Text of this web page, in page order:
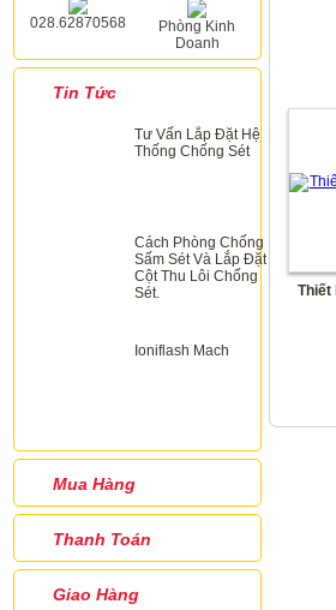
028.62870568
Phòng Kinh
Doanh
Tin Tức
Tư Vấn Lắp Đặt Hệ
Thống Chống Sét
Cách Phòng Chống
Sấm Sét Và Lắp Đặt
Cột Thu Lôi Chống
Sét.
Ioniflash Mach
Mua Hàng
Thanh Toán
Giao Hàng
Thiết